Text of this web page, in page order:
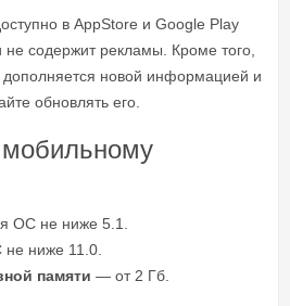
в AppStore и Google Play
содержит рекламы. Кроме того,
новой информацией и
обновлять его.
ОС не ниже 5.1.
ниже 11.0.
памяти — от 2 Гб.